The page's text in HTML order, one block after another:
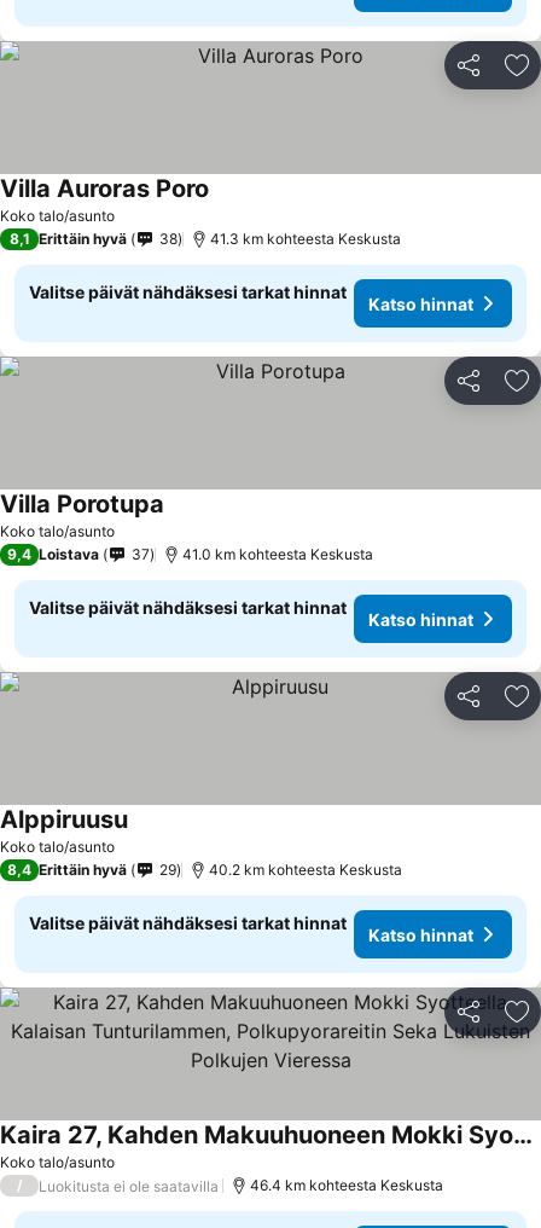
Jaa
Koko talo/asunto
Villa Auroras Poro
8,1 Erittäin hyvä 38 41.3 km kohteesta Keskusta
Valitse päivät nähdäksesi tarkat hinnat
Katso hinnat
Jaa
Koko talo/asunto
Villa Porotupa
9,4 Loistava 37 41.0 km kohteesta Keskusta
Valitse päivät nähdäksesi tarkat hinnat
Katso hinnat
Jaa
Koko talo/asunto
AlppiruusuKatso hinnat
8,4 Erittäin hyvä 29 40.2 km kohteesta Keskusta
Valitse päivät nähdäksesi tarkat hinnat
Katso hinnat
Jaa
Koko talo/asunto
Kaira 27, Kahden Makuuhuoneen Mokki Syotteella Kalaisan Tunturilammen, Polkupyorareitin Seka Lukuisten Polkujen Vieressa
Katso hinnat
/ Luokitusta ei ole saatavilla 46.4 km kohteesta Keskusta